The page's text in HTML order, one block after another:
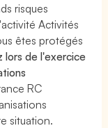
risques
Activités
êtes protégés
lors de l'exercice
RC
situation.